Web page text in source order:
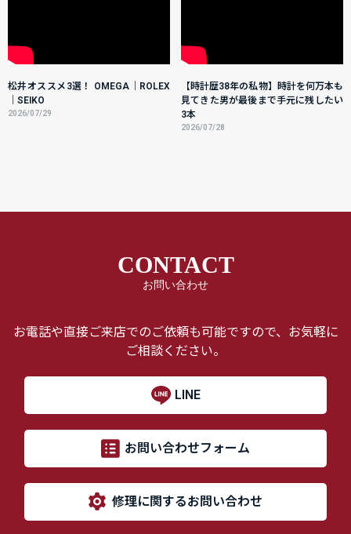
松井オススメ3選！ OMEGA｜ROLEX
｜SEIKO
2026/07/29
【時計歴38年の私物】時計を何万本も
見てきた男が最後まで手元に残したい
3本
2026/07/28
CONTACT
お問い合わせ
お電話や直接ご来店でのご依頼も可能ですので、お気軽に
ご相談ください。
LINE
お問い合わせフォーム
修理に関するお問い合わせ